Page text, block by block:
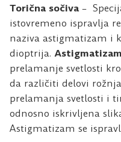
Torična sočiva –
istovremeno ispravlja
naziva astigmatizam i
dioptrija. Astigmatizam
prelamanje svetlosti
da različiti delovi
prelamanja svetlosti i
odnosno iskrivljena
Astigmatizam se